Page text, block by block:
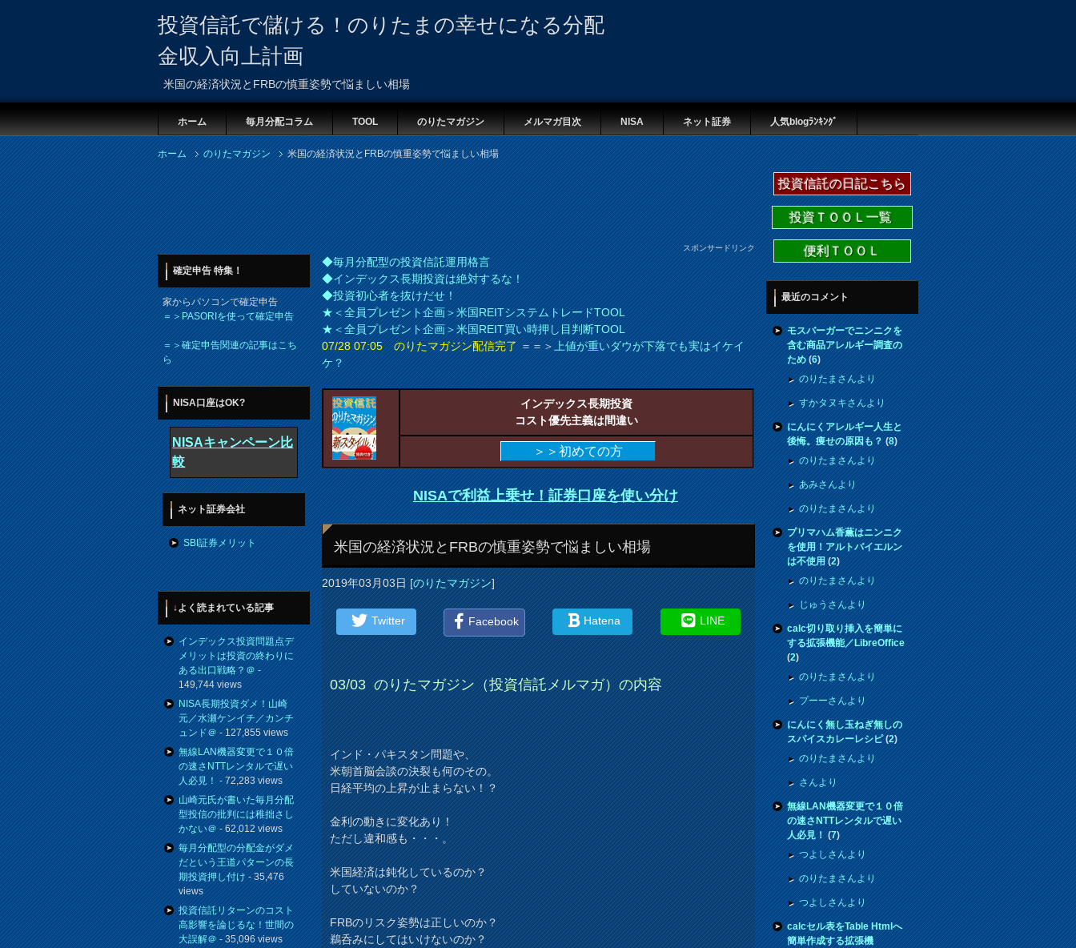
投資信託で儲ける！のりたまの幸せになる分配
金収入向上計画
米国の経済状況とFRBの慎重姿勢で悩ましい相場
ホーム 毎月分配コラム TOOL のりたマガジン メルマガ目次 NISA ネット証券 人気blogﾗﾝｷﾝｸﾞ
ホーム のりたマガジン 米国の経済状況とFRBの慎重姿勢で悩ましい相場
スポンサードリンク
◆毎月分配型の投資信託運用格言
◆インデックス長期投資は絶対するな！
◆投資初心者を抜けだせ！
★＜全員プレゼント企画＞米国REITシステムトレードTOOL
★＜全員プレゼント企画＞米国REIT買い時押し目判断TOOL
07/28 07:05 のりたマガジン配信完了＝＝＞上値が重いダウが下落でも実はイケイ
ケ？
インデックス長期投資
コスト優先主義は間違い
＞＞初めての方
NISAで利益上乗せ！証券口座を使い分け
米国の経済状況とFRBの慎重姿勢で悩ましい相場
2019年03月03日[のりたマガジン]
Twitter Facebook Hatena LINE
03/03 のりたマガジン（投資信託メルマガ）の内容
インド・パキスタン問題や、
米朝首脳会談の決裂も何のその。
日経平均の上昇が止まらない！？
金利の動きに変化あり！
ただし違和感も・・・。
米国経済は鈍化しているのか？
していないのか？
FRBのリスク姿勢は正しいのか？
鵜呑みにしてはいけないのか？
確定申告 特集！
家からパソコンで確定申告
＝＞PASORIを使って確定申告
＝＞確定申告関連の記事はこち
ら
NISA口座はOK?
NISAキャンペーン比
較
ネット証券会社
SBI証券メリット
↓よく読まれている記事
インデックス投資問題点デ
メリットは投資の終わりに
ある出口戦略？＠-
149,744 views
NISA長期投資ダメ！山崎
元／水瀬ケンイチ／カンチ
ュンド＠- 127,855 views
無線LAN機器変更で１０倍
の速さNTTレンタルで遅い
人必見！- 72,283 views
山崎元氏が書いた毎月分配
型投信の批判には稚拙さし
かない＠- 62,012 views
毎月分配型の分配金がダメ
だという王道パターンの長
期投資押し付け- 35,476
views
投資信託リターンのコスト
高影響を論じるな！世間の
大誤解＠- 35,096 views
投資信託の日記こちら
投資ＴＯＯＬ一覧
便利ＴＯＯＬ
最近のコメント
モスバーガーでニンニクを
含む商品アレルギー調査の
ため(6)
のりたまさんより
すかタヌキさんより
にんにくアレルギー人生と
後悔。痩せの原因も？(8)
のりたまさんより
あみさんより
のりたまさんより
プリマハム香薫はニンニク
を使用！アルトバイエルン
は不使用(2)
のりたまさんより
じゅうさんより
calc切り取り挿入を簡単に
する拡張機能／LibreOffice
(2)
のりたまさんより
プーーさんより
にんにく無し玉ねぎ無しの
スパイスカレーレシピ(2)
のりたまさんより
さんより
無線LAN機器変更で１０倍
の速さNTTレンタルで遅い
人必見！(7)
つよしさんより
のりたまさんより
つよしさんより
calcセル表をTable Htmlへ
簡単作成する拡張機